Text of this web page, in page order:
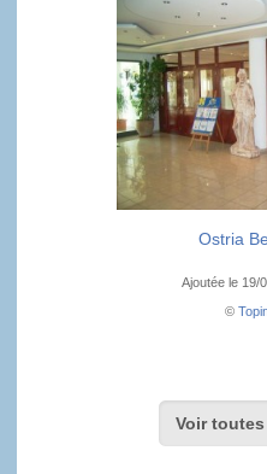
Ostria
Ajoutée le 19/
©
Voir